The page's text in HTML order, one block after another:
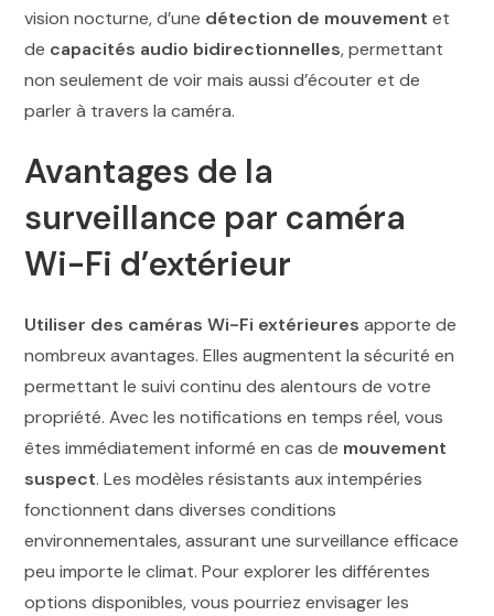
vision nocturne, d’une détection de mouvement et
de capacités audio bidirectionnelles, permettant
non seulement de voir mais aussi d’écouter et de
parler à travers la caméra.
Avantages de la
surveillance par caméra
Wi-Fi d’extérieur
Utiliser des caméras Wi-Fi extérieuresapporte de
nombreux avantages. Elles augmentent la sécurité en
permettant le suivi continu des alentours de votre
propriété. Avec les notifications en temps réel, vous
êtes immédiatement informé en cas de mouvement
suspect. Les modèles résistants aux intempéries
fonctionnent dans diverses conditions
environnementales, assurant une surveillance efficace
peu importe le climat. Pour explorer les différentes
options disponibles, vous pourriez envisager les